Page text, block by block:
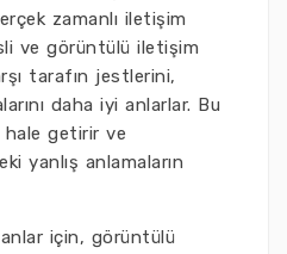
zamanlı iletişim
ve görüntülü iletişim
tarafın jestlerini,
daha iyi anlarlar. Bu
getirir ve
yanlış anlamaların
için, görüntülü